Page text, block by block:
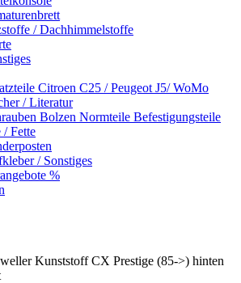
/ Dachhimmelstoffe
Citroen C25 / Peugeot J5/ WoMo
/ Literatur
Bolzen Normteile Befestigungsteile
/ Fette
/ Sonstiges
%
Kunststoff CX Prestige (85->) hinten